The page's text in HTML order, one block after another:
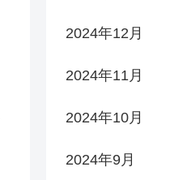
2024年12月
2024年11月
2024年10月
2024年9月